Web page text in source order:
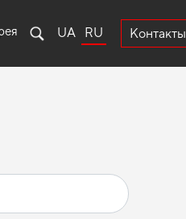
UA RU Контакты